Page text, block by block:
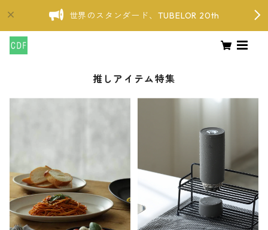
世界のスタンダード、TUBELOR 20th
推しアイテム特集